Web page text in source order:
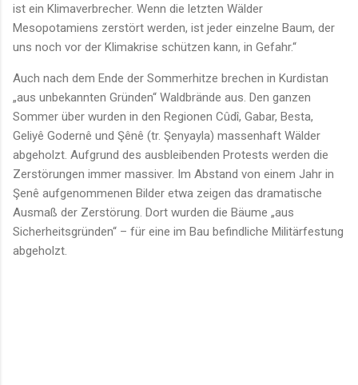
ist ein Klimaverbrecher. Wenn die letzten Wälder
Mesopotamiens zerstört werden, ist jeder einzelne Baum, der
uns noch vor der Klimakrise schützen kann, in Gefahr.“
Auch nach dem Ende der Sommerhitze brechen in Kurdistan
„aus unbekannten Gründen“ Waldbrände aus. Den ganzen
Sommer über wurden in den Regionen Cûdî, Gabar, Besta,
Geliyê Godernê und Şênê (tr. Şenyayla) massenhaft Wälder
abgeholzt. Aufgrund des ausbleibenden Protests werden die
Zerstörungen immer massiver. Im Abstand von einem Jahr in
Şenê aufgenommenen Bilder etwa zeigen das dramatische
Ausmaß der Zerstörung. Dort wurden die Bäume „aus
Sicherheitsgründen“ – für eine im Bau befindliche Militärfestung
abgeholzt.